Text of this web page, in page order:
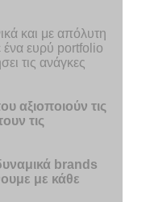
και με απόλυτη
ένα ευρύ portfolio
τις ανάγκες
αξιοποιούν τις
τις
brands
με κάθε